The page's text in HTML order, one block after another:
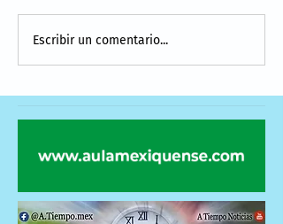
Escribir un comentario...